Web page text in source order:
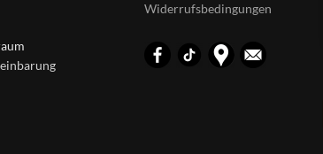
Widerrufsbedingungen